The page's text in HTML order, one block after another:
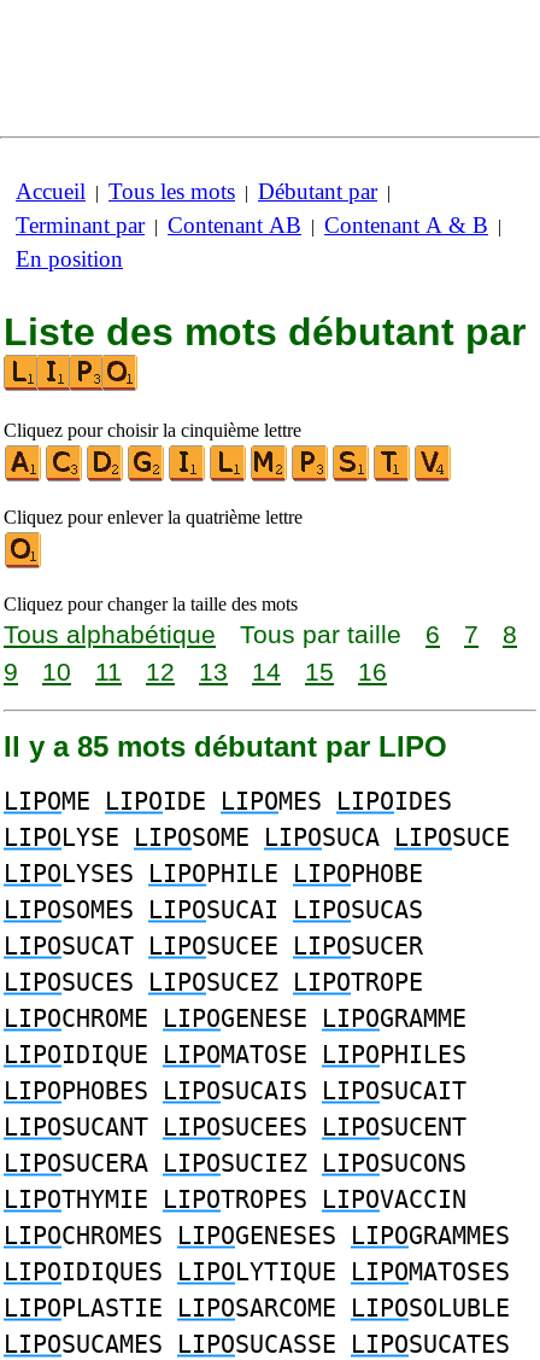
Accueil | Tous les mots | Débutant par|
Terminant par| Contenant AB | Contenant A & B |
En position
Liste des mots débutant par
Cliquez pour choisir la cinquième lettre
Cliquez pour enlever la quatrième lettre
Cliquez pour changer la taille des mots
Tous alphabétique Tous par taille 6 7
8
9
10 11 12 13 14 15 16
Il y a 85 mots débutant par LIPO
LIPOME LIPOIDE LIPOMES LIPOIDES
LIPOLYSE LIPOSOME LIPOSUCA LIPOSUCE
LIPOLYSES LIPOPHILE LIPOPHOBE
LIPOSOMES LIPOSUCAI LIPOSUCAS
LIPOSUCAT LIPOSUCEE LIPOSUCER
LIPOSUCES LIPOSUCEZ LIPOTROPE
LIPOCHROME LIPOGENESE LIPOGRAMME
LIPOIDIQUE LIPOMATOSE LIPOPHILES
LIPOPHOBES LIPOSUCAIS LIPOSUCAIT
LIPOSUCANT LIPOSUCEES LIPOSUCENT
LIPOSUCERA LIPOSUCIEZ LIPOSUCONS
LIPOTHYMIE LIPOTROPES LIPOVACCIN
LIPOCHROMES LIPOGENESES LIPOGRAMMES
LIPOIDIQUES LIPOLYTIQUE LIPOMATOSES
LIPOPLASTIE LIPOSARCOME LIPOSOLUBLE
LIPOSUCAMES LIPOSUCASSE LIPOSUCATES